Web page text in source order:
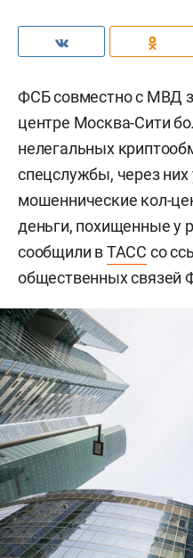
ФСБ совместно с МВД
центре Москва-Сити
нелегальных
спецслужбы, через них
мошеннические кол-
деньги, похищенные у
сообщили вТАСС со
общественных связей